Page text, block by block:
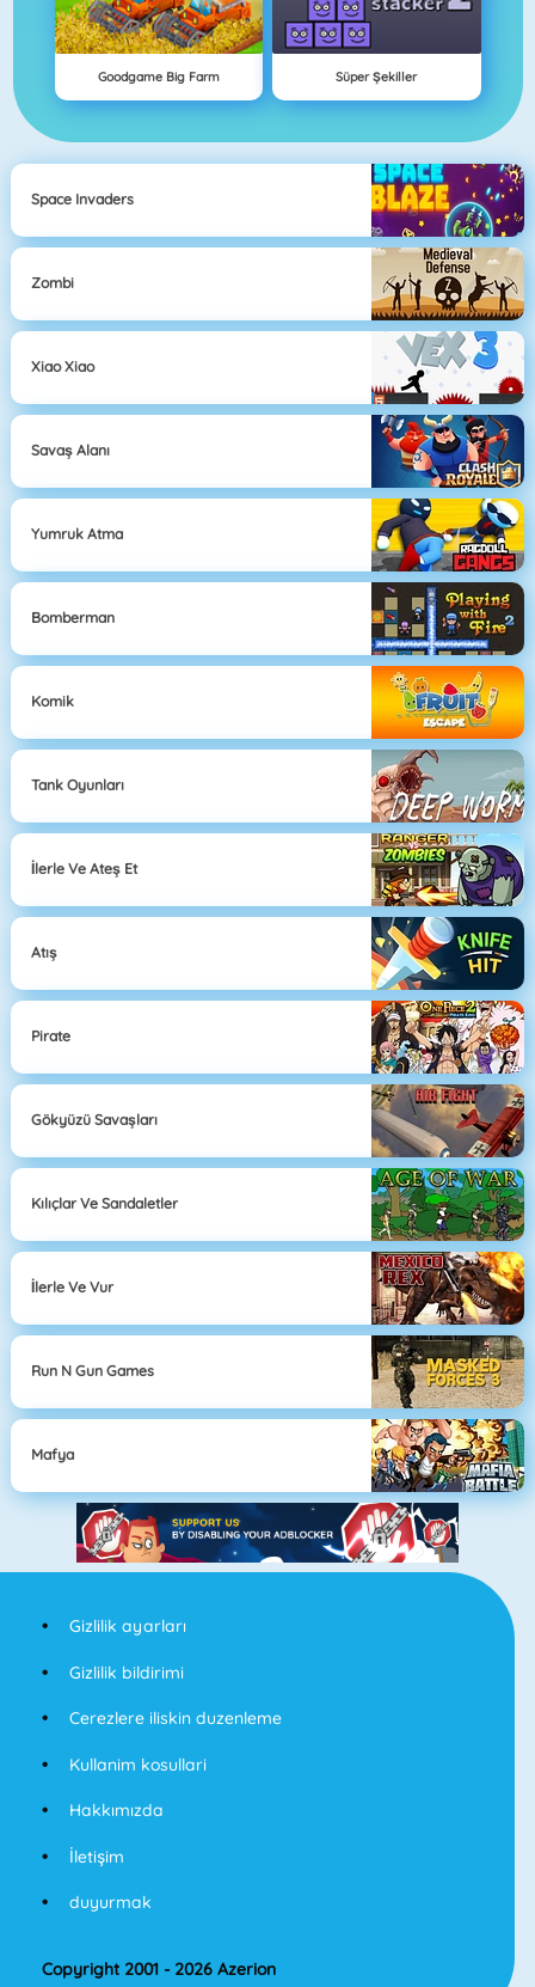
Goodgame Big Farm Süper Şekiller
Space Invaders
Zombi
Xiao Xiao
Savaş Alanı
Yumruk Atma
Bomberman
Komik
Tank Oyunları
İlerle Ve Ateş Et
Atış
Pirate
Gökyüzü Savaşları
Kılıçlar Ve Sandaletler
İlerle Ve Vur
Run N Gun Games
Mafya
Gizlilik ayarları
Gizlilik bildirimi
Cerezlere iliskin duzenleme
Kullanim kosullari
Hakkımızda
İletişim
duyurmak
Copyright 2001 - 2026 Azerion